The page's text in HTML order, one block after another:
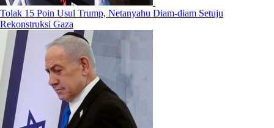
Tolak 15 Poin Usul Trump, Netanyahu Diam-diam Setuju
Rekonstruksi Gaza